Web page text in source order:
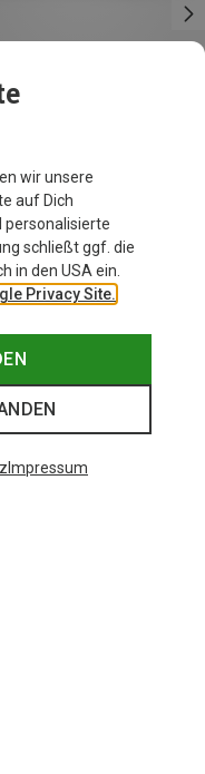
wir unsere
auf Dich
personalisierte
schließt ggf. die
in den USA ein.
Privacy Site.
Impressum